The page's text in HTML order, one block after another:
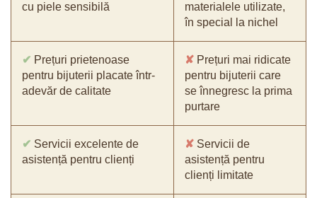
cu piele sensibilă
materialele utilizate,
în special la nichel
✔ Prețuri prietenoase
pentru bijuterii placate într-
adevăr de calitate
✘ Prețuri mai ridicate
pentru bijuterii care
se înnegresc la prima
purtare
✔ Servicii excelente de
asistență pentru clienți
✘ Servicii de
asistență pentru
clienți limitate